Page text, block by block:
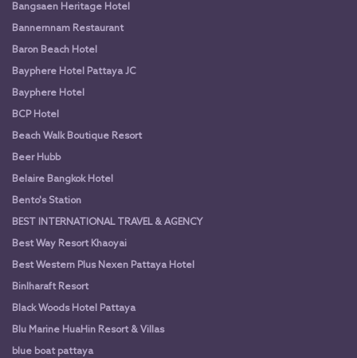
Bangsaen Heritage Hotel
Bannernnam Restaurant
Baron Beach Hotel
Bayphere Hotel Pattaya JC
Bayphere Hotel
BCP Hotel
Beach Walk Boutique Resort
Beer Hubb
Belaire Bangkok Hotel
Bento's Station
BEST INTERNATIONAL TRAVEL & AGENCY
Best Way Resort Khaoyai
Best Western Plus Nexen Pattaya Hotel
Binlharaft Resort
Black Woods Hotel Pattaya
Blu Marine HuaHin Resort & Villas
blue boat pattaya